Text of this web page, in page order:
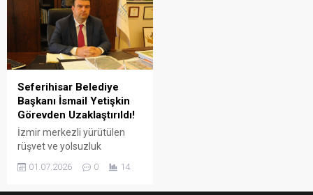
Seferihisar Belediye
Başkanı İsmail Yetişkin
Görevden Uzaklaştırıldı!
İzmir merkezli yürütülen
rüşvet ve yolsuzluk
tutuklanan Seferihisar
01.07.2026 0 14